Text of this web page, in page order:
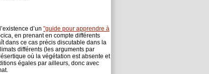
d’un "guide pour apprendre à
en prenant en compte différents
dans ce cas précis discutable dans la
différents (les arguments par
où la végétation est absente et
égales par ailleurs, donc avec